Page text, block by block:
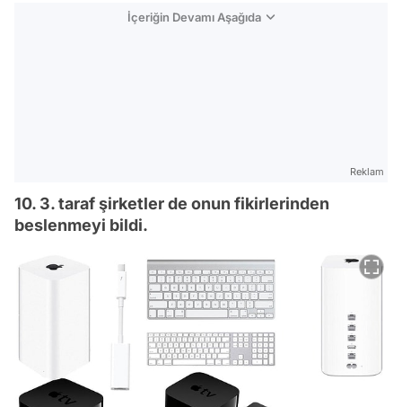
İçeriğin Devamı Aşağıda
Reklam
10. 3. taraf şirketler de onun fikirlerinden
beslenmeyi bildi.